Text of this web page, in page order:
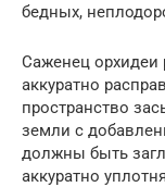
бедных,
Саженец орхидеи
аккуратно
пространство
земли с
должны быть
аккуратно